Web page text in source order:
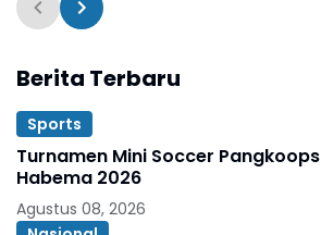
Berita Terbaru
Sports
Turnamen Mini Soccer Pangkoops
Habema 2026
Agustus 08, 2026